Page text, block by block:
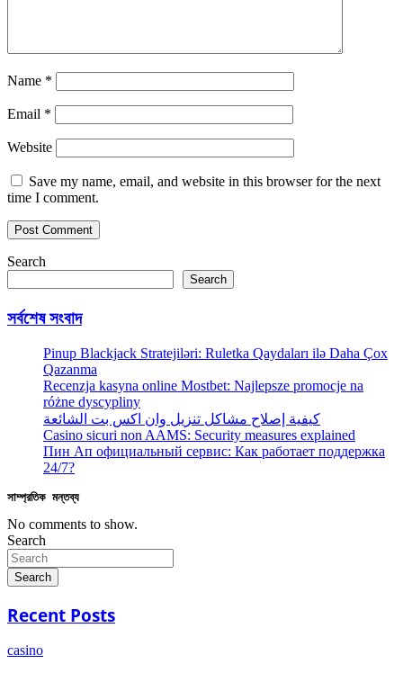
Name *
Email *
Website
Save my name, email, and website in this browser for the next
time I comment.
Search
Search
সর্বশেষ সংবাদ
Pinup Blackjack Stratejiləri: Ruletka Qaydaları ilə Daha Çox
Qazanma
Recenzja kasyna online Mostbet: Najlepsze promocje na
różne dyscypliny
كيفية إصلاح مشاكل تنزيل وان اكس بت الشائعة
Casino sicuri non AAMS: Security measures explained
Пин Ап официальный сервис: Как работает поддержка
24/7?
সাম্প্রতিক মন্তব্য
No comments to show.
Search
Search
Recent Posts
casino